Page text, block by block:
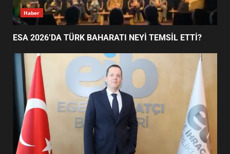
4
5
UZATILDI: NE DEĞİŞTİ?
6
BURHANİYE SATRANÇ
TURNUVASI KAYITLARI NEYİ
DEĞİŞTİRİYOR?
Haber
ESA 2026’DA TÜRK BAHARATI NEYİ TEMSİL ETTİ?